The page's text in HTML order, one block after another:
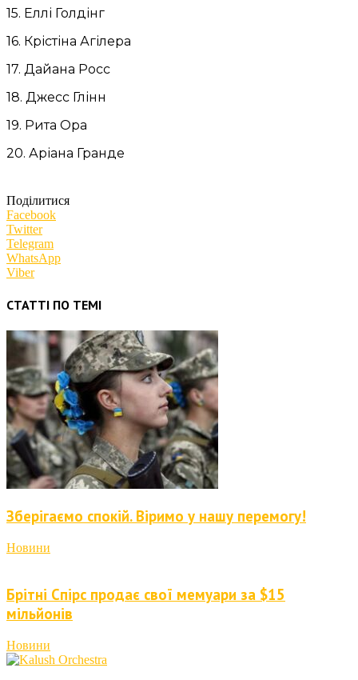
15. Еллі Голдінг
16. Крістіна Агілера
17. Дайана Росс
18. Джесс Глінн
19. Рита Ора
20. Аріана Гранде
Поділитися
Facebook
Twitter
Telegram
WhatsApp
Viber
СТАТТІ ПО ТЕМІ
Зберігаємо спокій. Віримо у нашу перемогу!
Новини
Брітні Спірс продає свої мемуари за $15
мільйонів
Новини